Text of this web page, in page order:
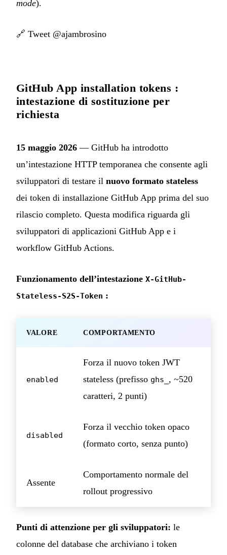
mode).
🔗 Tweet @ajambrosino
GitHub App installation tokens :
intestazione di sostituzione per
richiesta
15 maggio 2026 — GitHub ha introdotto
un’intestazione HTTP temporanea che consente agli
sviluppatori di testare il nuovo formato stateless
dei token di installazione GitHub App prima del suo
rilascio completo. Questa modifica riguarda gli
sviluppatori di applicazioni GitHub App e i
workflow GitHub Actions.
Funzionamento dell’intestazione X-GitHub-
Stateless-S2S-Token :
VALORE COMPORTAMENTO
enabled
Forza il nuovo token JWT
stateless (prefisso ghs_ , ~520
caratteri, 2 punti)
disabled
Forza il vecchio token opaco
(formato corto, senza punto)
Assente
Comportamento normale del
rollout progressivo
Punti di attenzione per gli sviluppatori: le
colonne del database che archiviano i token